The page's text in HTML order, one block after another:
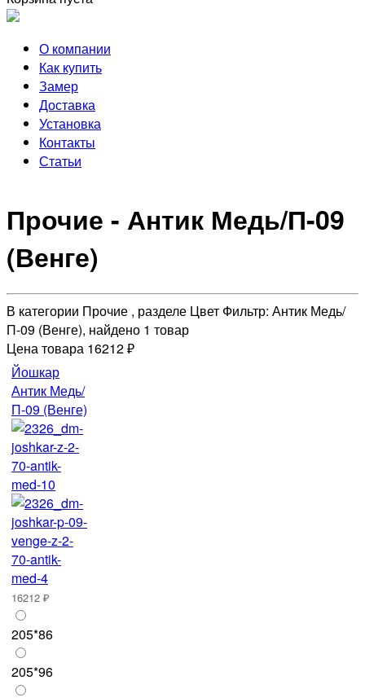
О компании
Как купить
Замер
Доставка
Установка
Контакты
Статьи
Прочие - Антик Медь/П-09
(Венге)
В категории Прочие , разделе Цвет Фильтр: Антик Медь/
П-09 (Венге), найдено 1 товар
Цена товара 16212 ₽
Йошкар
Антик Медь/
П-09 (Венге)
16212 ₽
205*86
205*96